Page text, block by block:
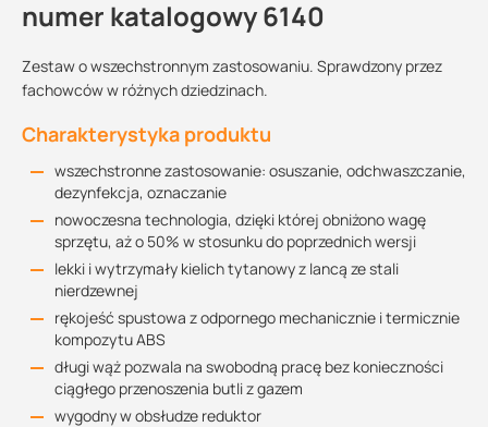
numer katalogowy 6140
Zestaw o wszechstronnym zastosowaniu. Sprawdzony przez
fachowców w różnych dziedzinach.
Charakterystyka produktu
wszechstronne zastosowanie: osuszanie, odchwaszczanie,
dezynfekcja, oznaczanie
nowoczesna technologia, dzięki której obniżono wagę
sprzętu, aż o 50% w stosunku do poprzednich wersji
lekki i wytrzymały kielich tytanowy z lancą ze stali
nierdzewnej
rękojeść spustowa z odpornego mechanicznie i termicznie
kompozytu ABS
długi wąż pozwala na swobodną pracę bez konieczności
ciągłego przenoszenia butli z gazem
wygodny w obsłudze reduktor